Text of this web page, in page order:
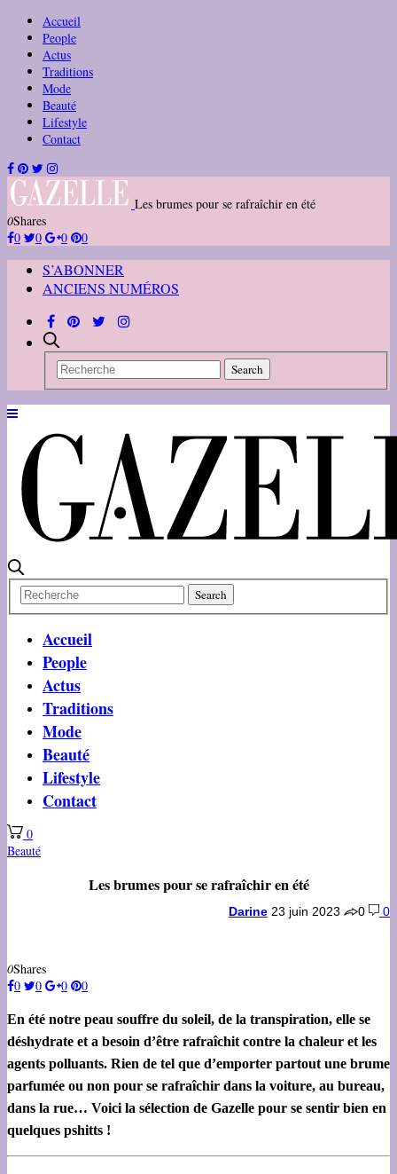
Accueil
People
Actus
Traditions
Mode
Beauté
Lifestyle
Contact
Les brumes pour se rafraîchir en été
0Shares
0
0 0 0
S’ABONNER
ANCIENS NUMÉROS
Accueil
People
Actus
Traditions
Mode
Beauté
Lifestyle
Contact
0
Beauté
Les brumes pour se rafraîchir en été
Darine 23 juin 2023 0 0
0Shares
0
0 0 0
En été notre peau souffre du soleil, de la transpiration, elle se
déshydrate et a besoin d’être rafraîchit contre la chaleur et les
agents polluants. Rien de tel que d’emporter partout une brume
parfumée ou non pour se rafraîchir dans la voiture, au bureau,
dans la rue… Voici la sélection de Gazelle pour se sentir bien en
quelques pshitts !